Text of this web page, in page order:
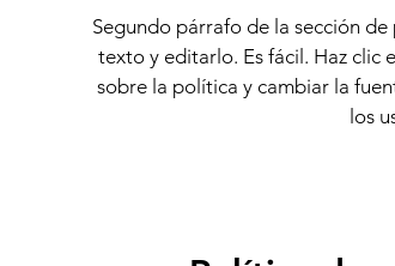
Segundo párrafo de la sección
texto y editarlo. Es fácil. Haz
sobre la política y cambiar la
los